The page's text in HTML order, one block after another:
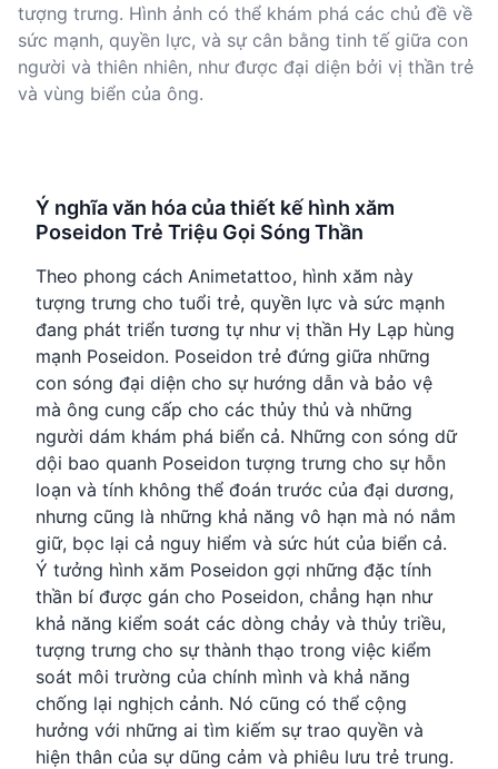
tượng trưng. Hình ảnh có thể khám phá các chủ đề về
sức mạnh, quyền lực, và sự cân bằng tinh tế giữa con
người và thiên nhiên, như được đại diện bởi vị thần trẻ
và vùng biển của ông.
Ý nghĩa văn hóa của thiết kế hình xăm
Poseidon Trẻ Triệu Gọi Sóng Thần
Theo phong cách Animetattoo, hình xăm này
tượng trưng cho tuổi trẻ, quyền lực và sức mạnh
đang phát triển tương tự như vị thần Hy Lạp hùng
mạnh Poseidon. Poseidon trẻ đứng giữa những
con sóng đại diện cho sự hướng dẫn và bảo vệ
mà ông cung cấp cho các thủy thủ và những
người dám khám phá biển cả. Những con sóng dữ
dội bao quanh Poseidon tượng trưng cho sự hỗn
loạn và tính không thể đoán trước của đại dương,
nhưng cũng là những khả năng vô hạn mà nó nắm
giữ, bọc lại cả nguy hiểm và sức hút của biển cả.
Ý tưởng hình xăm Poseidon gợi những đặc tính
thần bí được gán cho Poseidon, chẳng hạn như
khả năng kiểm soát các dòng chảy và thủy triều,
tượng trưng cho sự thành thạo trong việc kiểm
soát môi trường của chính mình và khả năng
chống lại nghịch cảnh. Nó cũng có thể cộng
hưởng với những ai tìm kiếm sự trao quyền và
hiện thân của sự dũng cảm và phiêu lưu trẻ trung.